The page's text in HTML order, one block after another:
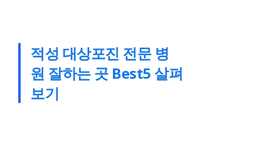
적성 대상포진 전문 병
원 잘하는 곳 Best5 살펴
보기